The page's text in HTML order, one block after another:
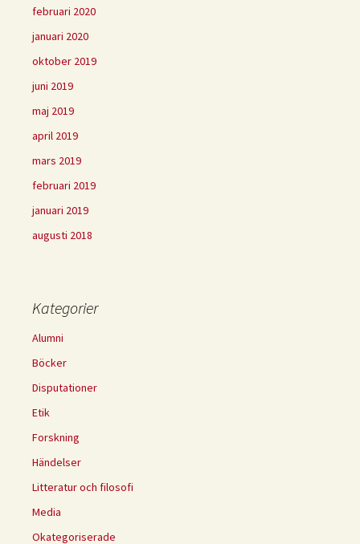
februari 2020
januari 2020
oktober 2019
juni 2019
maj 2019
april 2019
mars 2019
februari 2019
januari 2019
augusti 2018
Kategorier
Alumni
Böcker
Disputationer
Etik
Forskning
Händelser
Litteratur och filosofi
Media
Okategoriserade